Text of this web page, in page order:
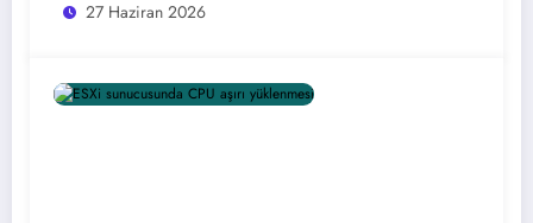
27 Haziran 2026